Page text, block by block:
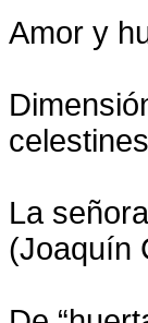
Amor y
La
(Joaquín